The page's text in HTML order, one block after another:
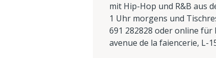
mit Hip-Hop und R&B aus
1 Uhr morgens und
691 282828 oder online für
avenue de la faiencerie, L-